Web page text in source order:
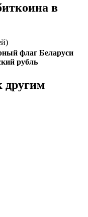
в
рубль
другим